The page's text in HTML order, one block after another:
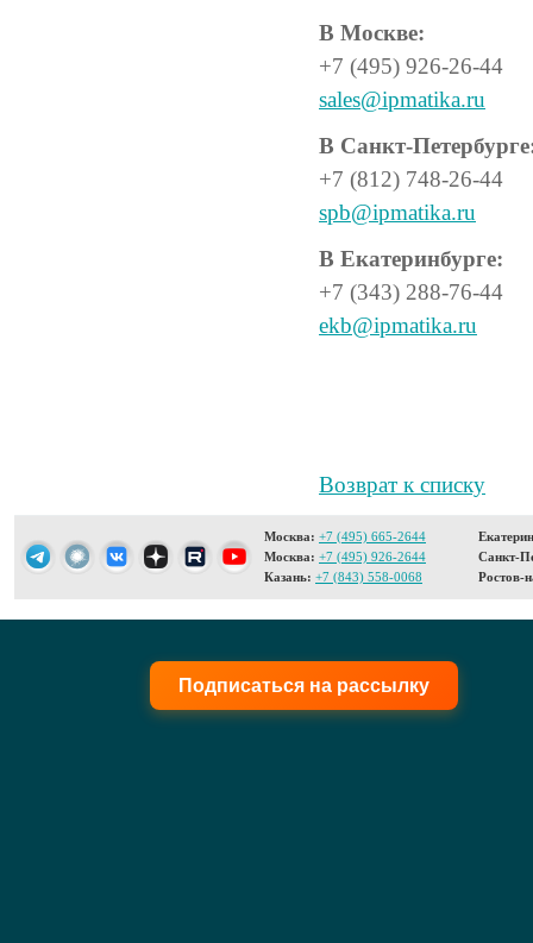
В Москве:
+7 (495) 926-26-44
sales@ipmatika.ru
В Санкт-
+7 (812) 748-26-44
spb@ipmatika.ru
В Екатеринбурге:
+7 (343) 288-76-44
ekb@ipmatika.ru
Возврат к списку
Москва: +7 (495) 665-2644
Москва: +7 (495) 926-2644
Казань: +7 (843) 558-0068
Санкт-
Ростов-
Подписаться на рассылку